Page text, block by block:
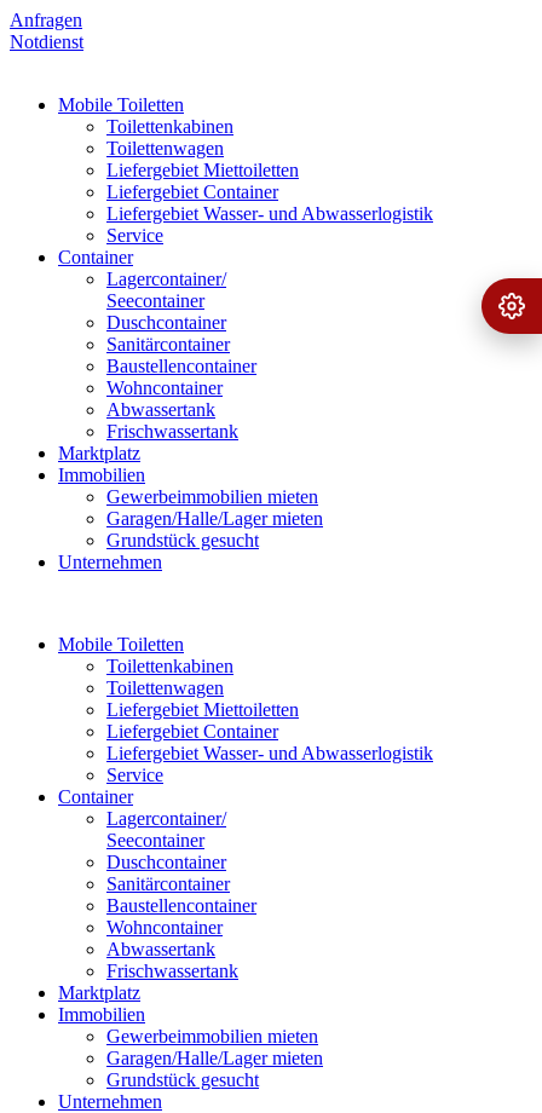
Anfragen
Notdienst
Mobile Toiletten
Toilettenkabinen
Toilettenwagen
Liefergebiet Miettoiletten
Liefergebiet Container
Liefergebiet Wasser- und Abwasserlogistik
Service
Container
Lagercontainer/
Seecontainer
Duschcontainer
Sanitärcontainer
Baustellencontainer
Wohncontainer
Abwassertank
Frischwassertank
Marktplatz
Immobilien
Gewerbeimmobilien mieten
Garagen/Halle/Lager mieten
Grundstück gesucht
Unternehmen
Mobile Toiletten
Toilettenkabinen
Toilettenwagen
Liefergebiet Miettoiletten
Liefergebiet Container
Liefergebiet Wasser- und Abwasserlogistik
Service
Container
Lagercontainer/
Seecontainer
Duschcontainer
Sanitärcontainer
Baustellencontainer
Wohncontainer
Abwassertank
Frischwassertank
Marktplatz
Immobilien
Gewerbeimmobilien mieten
Garagen/Halle/Lager mieten
Grundstück gesucht
Unternehmen
›